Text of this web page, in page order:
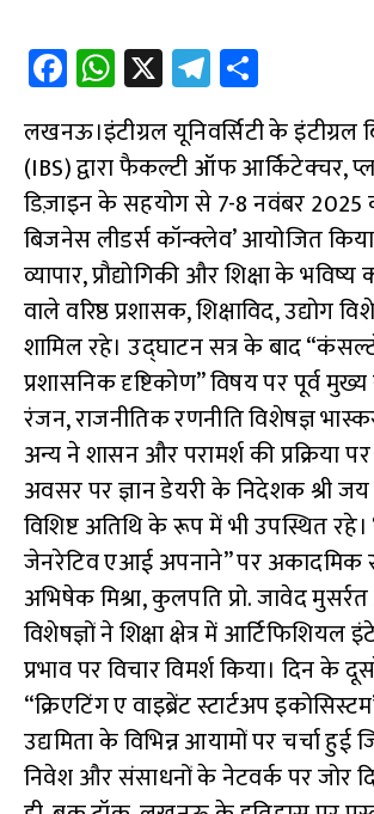
Fa
ce
b
o
o
k
W
h
at
s
A
p
p
X Te
le
gr
a
m
h
ar
e
लखनऊ।इंटीग्रल यूनिवर्सिटी के
(IBS) द्वारा फैकल्टी ऑफ आर्किटेक्चर,
डिज़ाइन के सहयोग से 7-8 नवंबर 2025
बिजनेस लीडर्स कॉन्क्लेव’ आयोजित
व्यापार, प्रौद्योगिकी और शिक्षा के
वाले वरिष्ठ प्रशासक, शिक्षाविद, उद्योग
शामिल रहे। उद्घाटन सत्र के बाद
प्रशासनिक दृष्टिकोण” विषय पर पूर्व
रंजन, राजनीतिक रणनीति विशेषज्ञ
अन्य ने शासन और परामर्श की प्रक्रिया
अवसर पर ज्ञान डेयरी के निदेशक श्री
विशिष्ट अतिथि के रूप में भी उपस्थित रहे।
जेनरेटिव एआई अपनाने” पर अकादमिक
अभिषेक मिश्रा, कुलपति प्रो. जावेद
विशेषज्ञों ने शिक्षा क्षेत्र में
प्रभाव पर विचार विमर्श किया। दिन के
“क्रिएटिंग ए वाइब्रेंट स्टार्टअप
उद्यमिता के विभिन्न आयामों पर चर्चा हुई
निवेश और संसाधनों के नेटवर्क पर जोर